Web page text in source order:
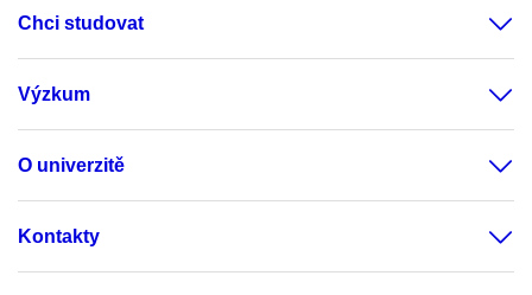
Chci studovat
Výzkum
O univerzitě
Kontakty